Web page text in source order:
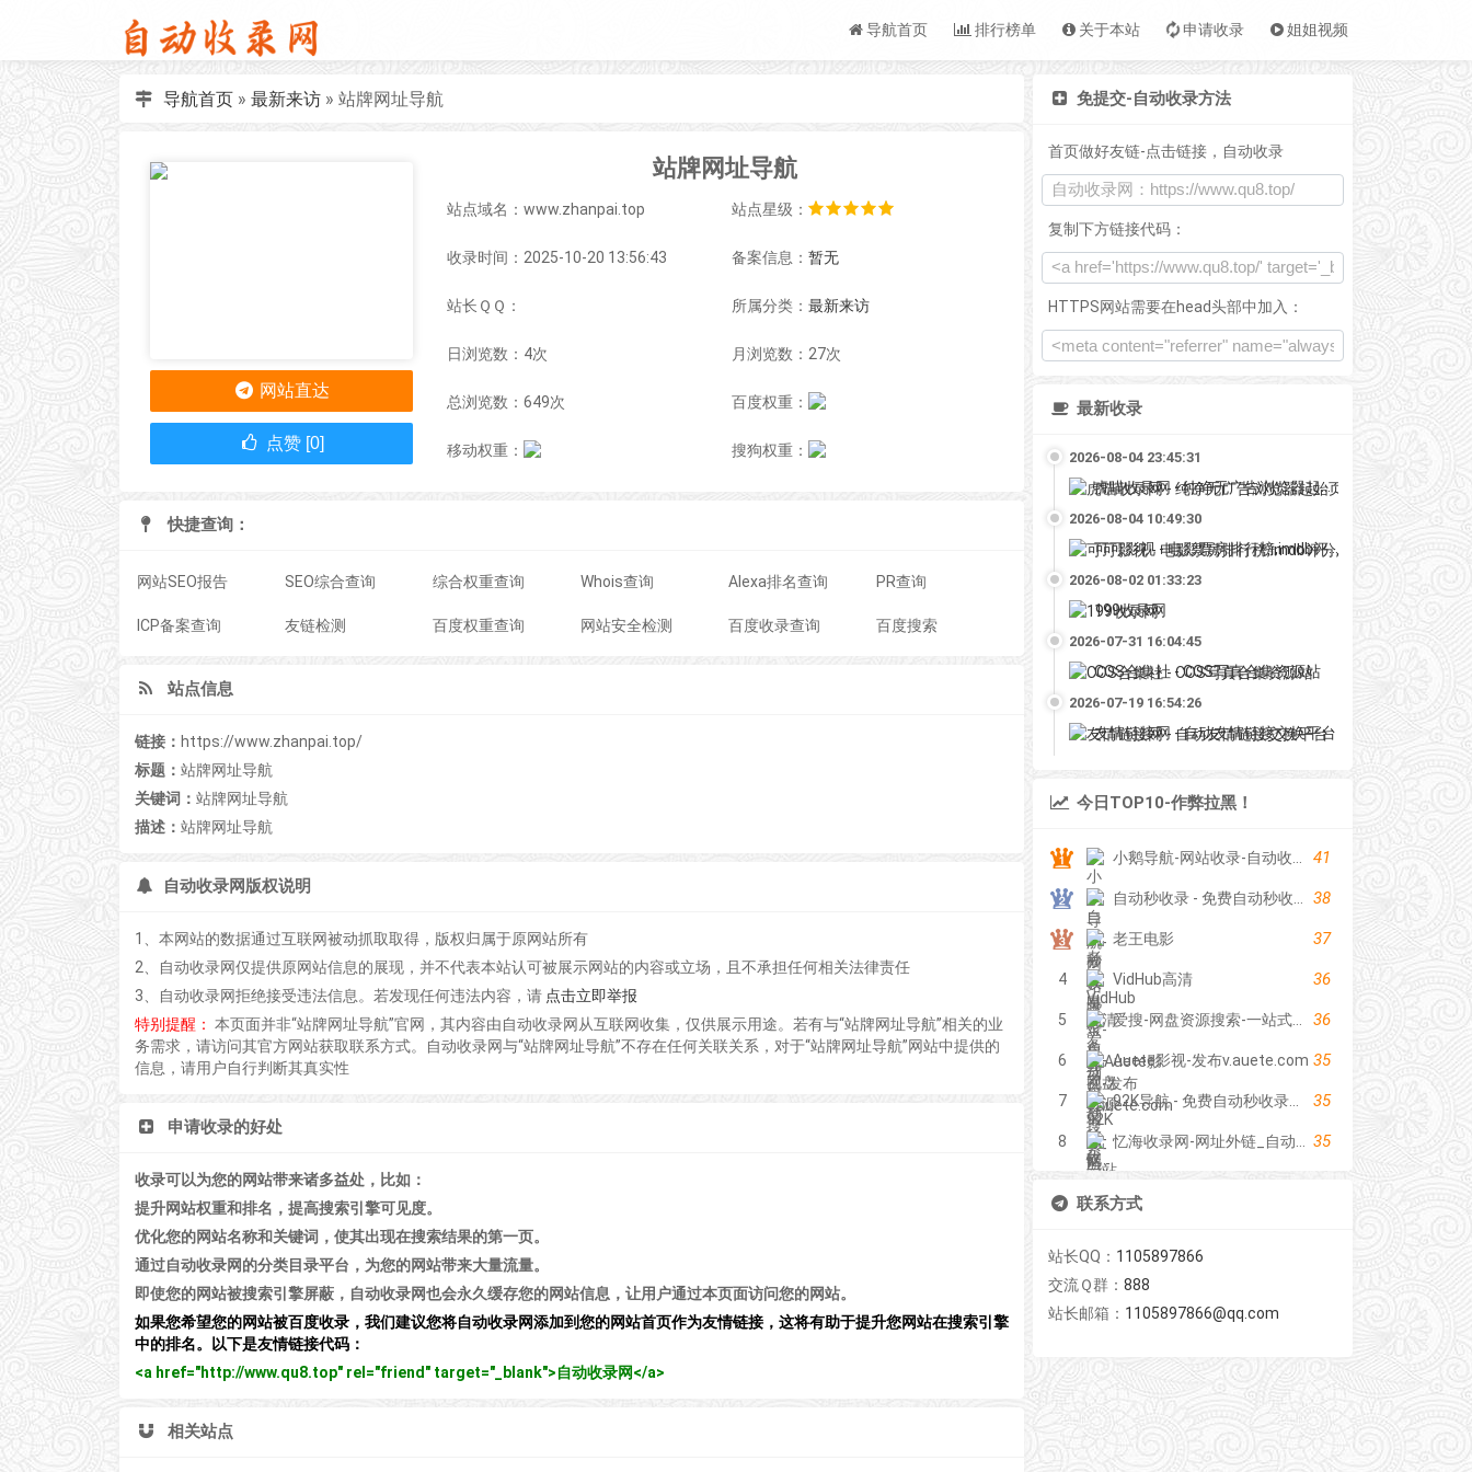
导航首页 排行榜单 关于本站 申请收录 姐姐视频
导航首页 »最新来访 »站牌网址导航
站牌网址导航
站点域名：www.zhanpai.top 站点星级：
收录时间：2025-10-20 13:56:43 备案信息： 暂无
站长ＱＱ： 所属分类： 最新来访
日浏览数：4次 月浏览数：27次
总浏览数：649次 百度权重：
移动权重： 搜狗权重：
网站直达
点赞 [0]
快捷查询：
网站SEO报告 SEO综合查询 综合权重查询 Whois查询 Alexa排名查询 PR查询
ICP备案查询 友链检测 百度权重查询 网站安全检测 百度收录查询 百度搜索
站点信息
链接： https://www.zhanpai.top/
标题： 站牌网址导航
关键词： 站牌网址导航
描述： 站牌网址导航
自动收录网版权说明
1、本网站的数据通过互联网被动抓取取得，版权归属于原网站所有
2、自动收录网仅提供原网站信息的展现，并不代表本站认可被展示网站的内容或立场，且不承担任何相关法律责任
3、自动收录网拒绝接受违法信息。若发现任何违法内容，请 点击立即举报
特别提醒： 本页面并非“站牌网址导航”官网，其内容由自动收录网从互联网收集，仅供展示用途。若有与“站牌网址导航”相关的业
务需求，请访问其官方网站获取联系方式。自动收录网与“站牌网址导航”不存在任何关联关系，对于“站牌网址导航”网站中提供的
信息，请用户自行判断其真实性
申请收录的好处
收录可以为您的网站带来诸多益处，比如：
提升网站权重和排名，提高搜索引擎可见度。
优化您的网站名称和关键词，使其出现在搜索结果的第一页。
通过自动收录网的分类目录平台，为您的网站带来大量流量。
即使您的网站被搜索引擎屏蔽，自动收录网也会永久缓存您的网站信息，让用户通过本页面访问您的网站。
如果您希望您的网站被百度收录，我们建议您将自动收录网添加到您的网站首页作为友情链接，这将有助于提升您网站在搜索引擎
中的排名。以下是友情链接代码：
<a href="http://www.qu8.top" rel="friend" target="_blank">自动收录网</a>
相关站点
免提交-自动收录方法
首页做好友链-点击链接，自动收录
复制下方链接代码：
HTTPS网站需要在head头部中加入：
最新收录
2026-08-04 23:45:31
虎喵收录网 - 纯净无广告浏览器起始页
2026-08-04 10:49:30
可可影视 - 电影票房排行榜,imdb评分,影评,找最好看的影视
2026-08-02 01:33:23
199收录网
2026-07-31 16:04:45
COS合集社 - COS写真合集资源站
2026-07-19 16:54:26
友情链接网 - 自动友情链接交换平台
今日TOP10-作弊拉黑！
41
38
老王电影 37
4 VidHub高清 36
5 36
6 Auete影视-发布v.auete.com 35
7 35
8 35
联系方式
站长QQ： 1105897866
交流Ｑ群：888
站长邮箱： 1105897866@qq.com